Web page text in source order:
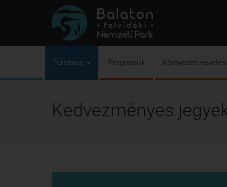
Turizmus Programok Környezeti nevelés
Kedvezményes